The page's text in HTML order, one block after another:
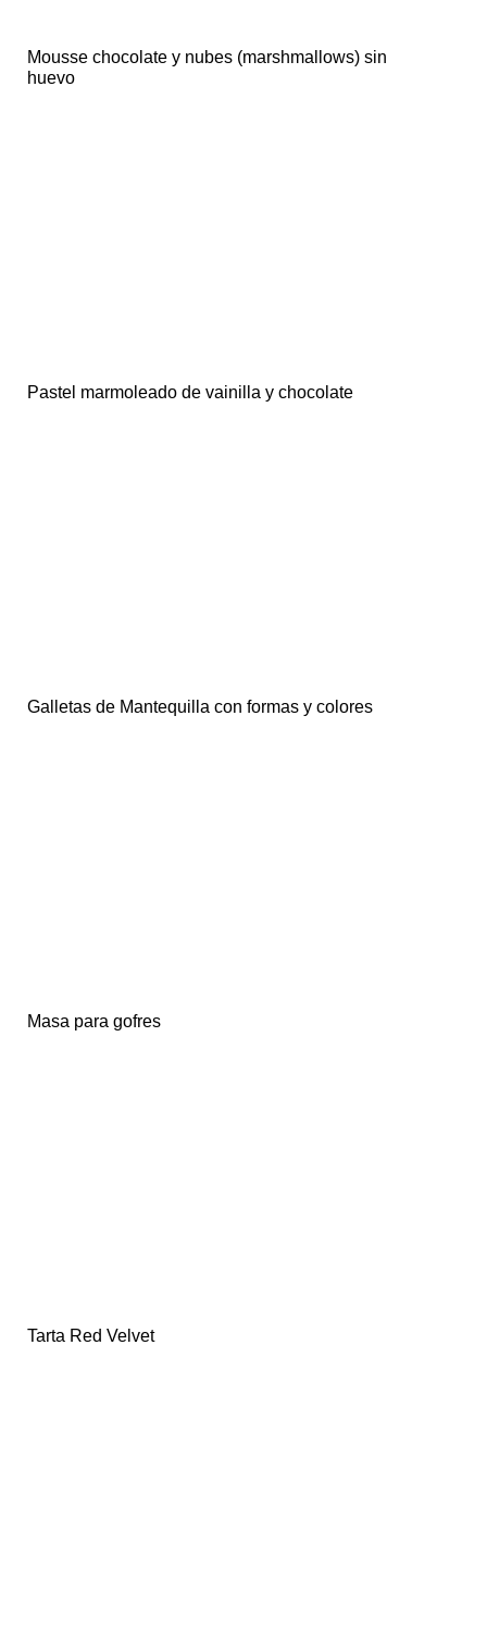
Mousse chocolate y nubes (marshmallows) sin
huevo
Pastel marmoleado de vainilla y chocolate
Galletas de Mantequilla con formas y colores
Masa para gofres
Tarta Red Velvet